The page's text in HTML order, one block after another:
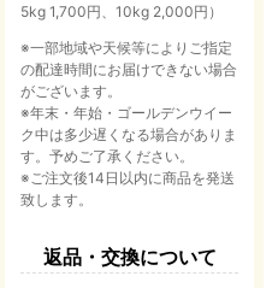
5kg 1,700円、10kg 2,000円）
※一部地域や天候等によりご指定
の配達時間にお届けできない場合
がございます。
※年末・年始・ゴールデンウイー
ク中は多少遅くなる場合がありま
す。予めご了承ください。
※ご注文後14日以内に商品を発送
致します。
返品・交換について